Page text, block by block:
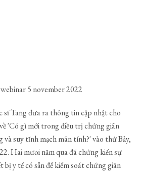
Tang đưa ra thông tin cập nhật cho
'Có gì mới trong điều trị chứng giãn
suy tĩnh mạch mãn tính?' vào thứ Bảy,
Hai mươi năm qua đã chứng kiến sự
bị y tế có sẵn để kiểm soát chứng giãn